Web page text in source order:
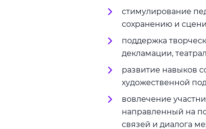
стимулирование
сохранению и
поддержка
декламации,
развитие навыков
художественной
вовлечение
направленный на
связей и диалога